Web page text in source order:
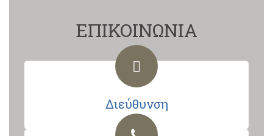
ΕΠΙΚΟΙΝΩΝΙΑ
Διεύθυνση